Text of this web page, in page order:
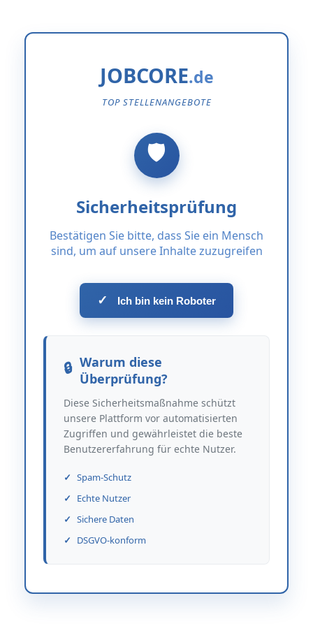
JOBCORE
TOP STELLENANGEBOTE
Sicherheitsprüfung
Bestätigen Sie bitte, dass Sie ein Mensch
sind, um auf unsere Inhalte zuzugreifen
✓ Ich bin kein Roboter
Warum diese
Überprüfung?
Diese Sicherheitsmaßnahme schützt
unsere Plattform vor automatisierten
Zugriffen und gewährleistet die beste
Benutzererfahrung für echte Nutzer.
Spam-Schutz
Echte Nutzer
Sichere Daten
DSGVO-konform